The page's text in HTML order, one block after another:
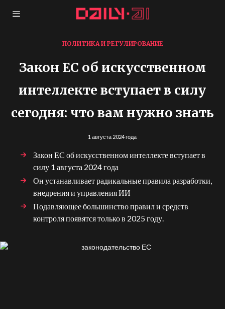
ПОЛИТИКА И РЕГУЛИРОВАНИЕ
Закон ЕС об искусственном
интеллекте вступает в силу
сегодня: что вам нужно знать
1 августа 2024 года
Закон ЕС об искусственном интеллекте вступает в
силу 1 августа 2024 года
Он устанавливает радикальные правила разработки,
внедрения и управления ИИ
Подавляющее большинство правил и средств
контроля появятся только в 2025 году.